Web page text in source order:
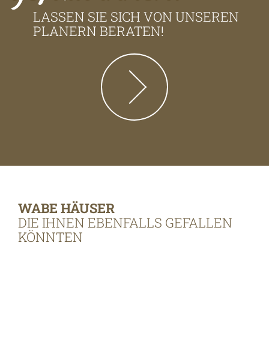
LASSEN SIE SICH VON UNSEREN
PLANERN BERATEN!
WABE HÄUSER
DIE IHNEN EBENFALLS GEFALLEN
KÖNNTEN